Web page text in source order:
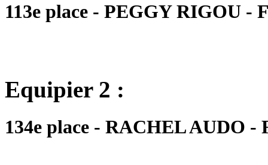
113e place - PEGGY RIGOU -
Equipier 2 :
134e place - RACHEL AUDO